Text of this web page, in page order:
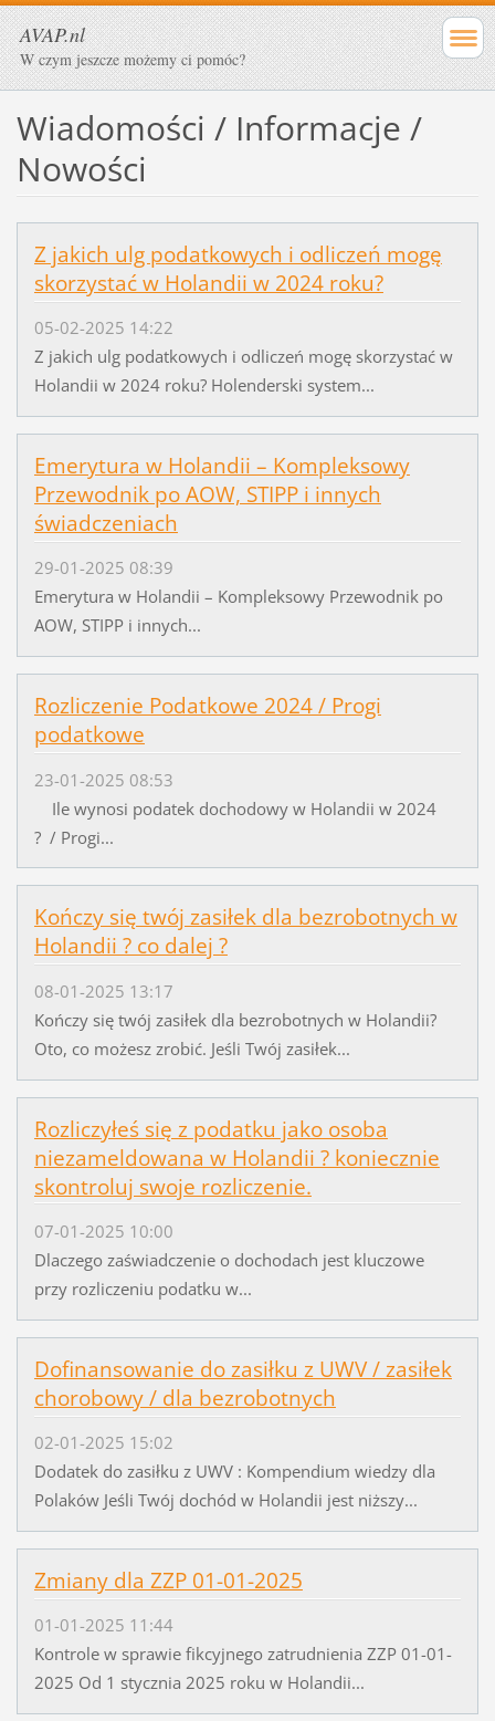
AVAP.nl
W czym jeszcze możemy ci pomóc?
Wiadomości / Informacje /
Nowości
Z jakich ulg podatkowych i odliczeń mogę
skorzystać w Holandii w 2024 roku?
05-02-2025 14:22
Z jakich ulg podatkowych i odliczeń mogę skorzystać w
Holandii w 2024 roku? Holenderski system...
Emerytura w Holandii – Kompleksowy
Przewodnik po AOW, STIPP i innych
świadczeniach
29-01-2025 08:39
Emerytura w Holandii – Kompleksowy Przewodnik po
AOW, STIPP i innych...
Rozliczenie Podatkowe 2024 / Progi
podatkowe
23-01-2025 08:53
Ile wynosi podatek dochodowy w Holandii w 2024
? / Progi...
Kończy się twój zasiłek dla bezrobotnych w
Holandii ? co dalej ?
08-01-2025 13:17
Kończy się twój zasiłek dla bezrobotnych w Holandii?
Oto, co możesz zrobić. Jeśli Twój zasiłek...
Rozliczyłeś się z podatku jako osoba
niezameldowana w Holandii ? koniecznie
skontroluj swoje rozliczenie.
07-01-2025 10:00
Dlaczego zaświadczenie o dochodach jest kluczowe
przy rozliczeniu podatku w...
Dofinansowanie do zasiłku z UWV / zasiłek
chorobowy / dla bezrobotnych
02-01-2025 15:02
Dodatek do zasiłku z UWV : Kompendium wiedzy dla
Polaków Jeśli Twój dochód w Holandii jest niższy...
Zmiany dla ZZP 01-01-2025
01-01-2025 11:44
Kontrole w sprawie fikcyjnego zatrudnienia ZZP 01-01-
2025 Od 1 stycznia 2025 roku w Holandii...